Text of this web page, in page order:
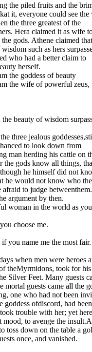
the piled fruits and the
it, everyone could see the
the three greatest of the
Hera claimed it as wife
gods. Athene claimed
such as hers
who had a better claim to
herself.
the goddess of beauty
the wife of powerful zeus,
beauty of wisdom
three jealous
to look down from
man herding his cattle on
gods know all things,
he himself did not
he would not know who
to judge
argument by then.
woman in the world as
choose me.
you name me the most fair.
when men were heroes
theMyrmidons, took for
Silver Feet. Many guests
mortal guests came all the
one who had not been
goddess ofdiscord, had
trouble with her; yet
mood, to avenge the
down on the table a
once, and vanished.